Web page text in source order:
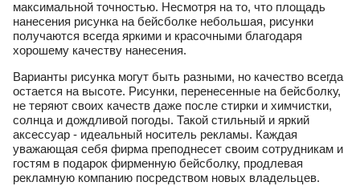
максимальной точностью. Несмотря на то, что площадь
нанесения рисунка на бейсболке небольшая, рисунки
получаются всегда яркими и красочными благодаря
хорошему качеству нанесения.
Варианты рисунка могут быть разными, но качество всегда
остается на высоте. Рисунки, перенесенные на бейсболку,
не теряют своих качеств даже после стирки и химчистки,
солнца и дождливой погоды. Такой стильный и яркий
аксессуар - идеальный носитель рекламы. Каждая
уважающая себя фирма преподнесет своим сотрудникам и
гостям в подарок фирменную бейсболку, продлевая
рекламную компанию посредством новых владельцев.